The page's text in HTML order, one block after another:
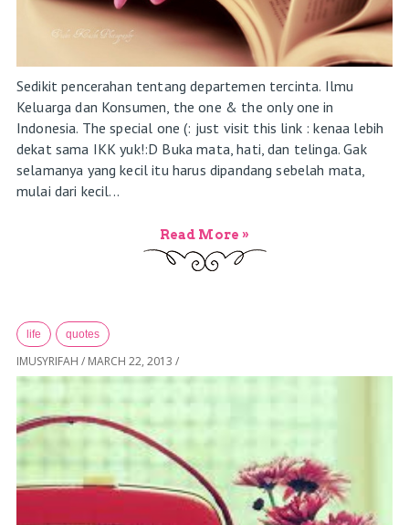
Sedikit pencerahan tentang departemen tercinta. Ilmu
Keluarga dan Konsumen, the one & the only one in
Indonesia. The special one (: just visit this link : kenaa lebih
dekat sama IKK yuk!:D Buka mata, hati, dan telinga. Gak
selamanya yang kecil itu harus dipandang sebelah mata,
mulai dari kecil...
Read More »
life quotes
IMUSYRIFAH / MARCH 22, 2013 /